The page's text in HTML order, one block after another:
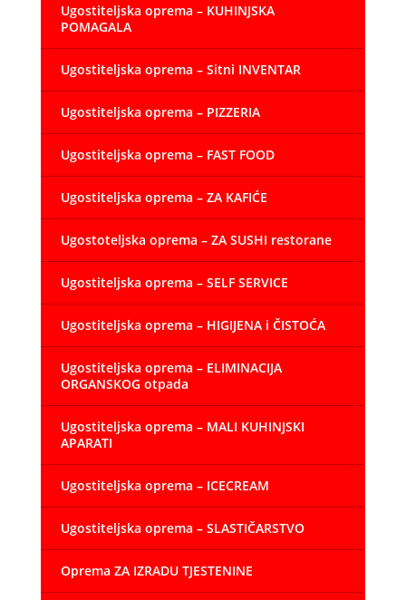
Ugostiteljska oprema – KUHINJSKA
POMAGALA
Ugostiteljska oprema – Sitni INVENTAR
Ugostiteljska oprema – PIZZERIA
Ugostiteljska oprema – FAST FOOD
Ugostiteljska oprema – ZA KAFIĆE
Ugostoteljska oprema – ZA SUSHI restorane
Ugostiteljska oprema – SELF SERVICE
Ugostiteljska oprema – HIGIJENA i ČISTOĆA
Ugostiteljska oprema – ELIMINACIJA
ORGANSKOG otpada
Ugostiteljska oprema – MALI KUHINJSKI
APARATI
Ugostiteljska oprema – ICECREAM
Ugostiteljska oprema – SLASTIČARSTVO
Oprema ZA IZRADU TJESTENINE